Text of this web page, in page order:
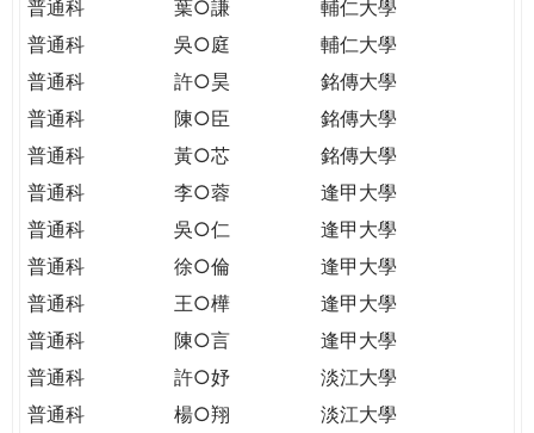
CITIZENSHIP
普通科
葉○謙
輔仁大學
普通科
吳○庭
輔仁大學
普通科
許○昊
銘傳大學
普通科
陳○臣
銘傳大學
普通科
黃○芯
銘傳大學
普通科
李○蓉
逢甲大學
普通科
吳○仁
逢甲大學
普通科
徐○倫
逢甲大學
普通科
王○樺
逢甲大學
普通科
陳○言
逢甲大學
普通科
許○妤
淡江大學
普通科
楊○翔
淡江大學